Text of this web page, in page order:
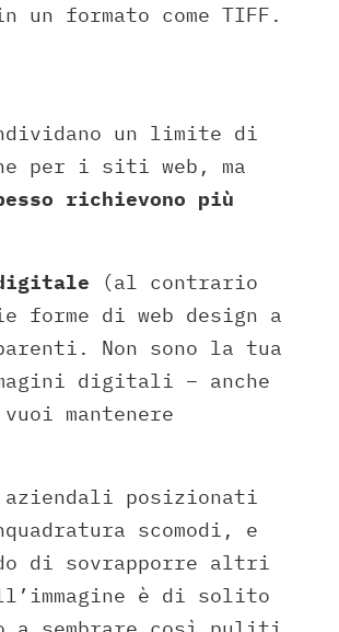
formato come TIFF.
un limite di
per i siti web, ma
richievono più
(al contrario
di web design a
Non sono la tua
digitali – anche
mantenere
posizionati
scomodi, e
di sovrapporre altri
è di solito